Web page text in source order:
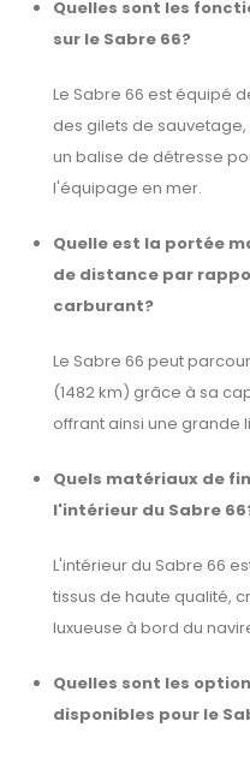
Quelles sont les
sur le Sabre 66?
Le Sabre 66 est équipé
des gilets de
un balise de détresse
l'équipage en mer.
Quelle est la portée
de distance par
carburant?
Le Sabre 66 peut
(1482 km) grâce à sa
offrant ainsi une grande
Quels matériaux de
l'intérieur du Sabre
L'intérieur du Sabre 66
tissus de haute qualité,
luxueuse à bord du
Quelles sont les
disponibles pour le